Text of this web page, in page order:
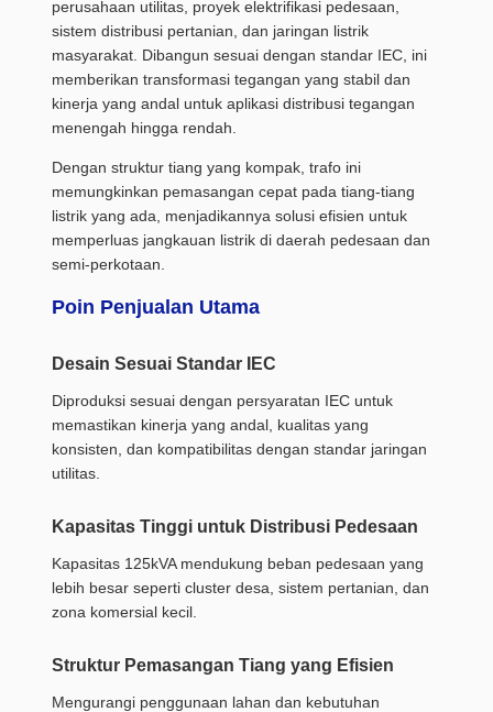
perusahaan utilitas, proyek elektrifikasi pedesaan,
sistem distribusi pertanian, dan jaringan listrik
masyarakat. Dibangun sesuai dengan standar IEC, ini
memberikan transformasi tegangan yang stabil dan
kinerja yang andal untuk aplikasi distribusi tegangan
menengah hingga rendah.
Dengan struktur tiang yang kompak, trafo ini
memungkinkan pemasangan cepat pada tiang-tiang
listrik yang ada, menjadikannya solusi efisien untuk
memperluas jangkauan listrik di daerah pedesaan dan
semi-perkotaan.
Poin Penjualan Utama
Desain Sesuai Standar IEC
Diproduksi sesuai dengan persyaratan IEC untuk
memastikan kinerja yang andal, kualitas yang
konsisten, dan kompatibilitas dengan standar jaringan
utilitas.
Kapasitas Tinggi untuk Distribusi Pedesaan
Kapasitas 125kVA mendukung beban pedesaan yang
lebih besar seperti cluster desa, sistem pertanian, dan
zona komersial kecil.
Struktur Pemasangan Tiang yang Efisien
Mengurangi penggunaan lahan dan kebutuhan